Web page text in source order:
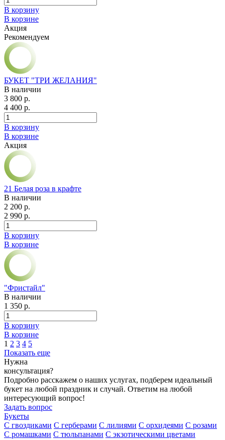
В корзину
В корзине
Акция
Рекомендуем
БУКЕТ "ТРИ ЖЕЛАНИЯ"
В наличии
3 800 р.
4 400 р.
В корзину
В корзине
Акция
21 Белая роза в крафте
В наличии
2 200 р.
2 990 р.
В корзину
В корзине
"Фристайл"
В наличии
1 350 р.
В корзину
В корзине
1 2 3 4 5
Показать еще
Нужна
консультация?
Подробно расскажем о наших услугах, подберем идеальный
букет на любой праздник и случай. Ответим на любой
интересующий вопрос!
Задать вопрос
Букеты
С гвоздиками С герберами С лилиями С орхидеями С розами
С ромашками С тюльпанами С экзотическими цветами